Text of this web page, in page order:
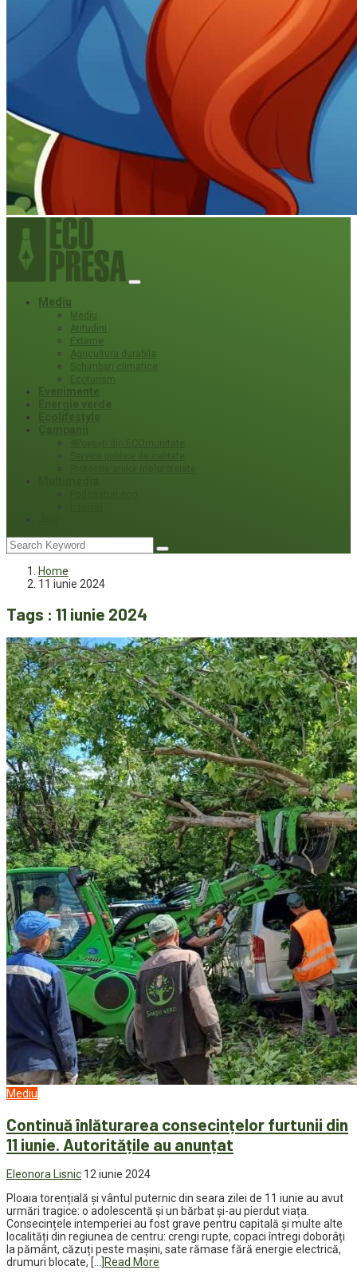
Mediu
Mediu
Atitudini
Externe
Agricultura durabila
Schimbari climatice
Ecoturism
Home
11 iunie 2024
Tags : 11 iunie 2024
Mediu
Continuă înlăturarea consecințelor furtunii din
11 iunie. Autoritățile au anunțat
Eleonora Lisnic 12 iunie 2024
Ploaia torențială și vântul puternic din seara zilei de 11 iunie au avut
urmări tragice: o adolescentă și un bărbat și-au pierdut viața.
Consecințele intemperiei au fost grave pentru capitală și multe alte
localități din regiunea de centru: crengi rupte, copaci întregi doborâți
la pământ, căzuți peste mașini, sate rămase fără energie electrică,
drumuri blocate, […] Read More